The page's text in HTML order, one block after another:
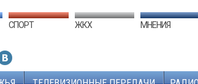
СПОРТ ЖКХ МНЕНИЯ